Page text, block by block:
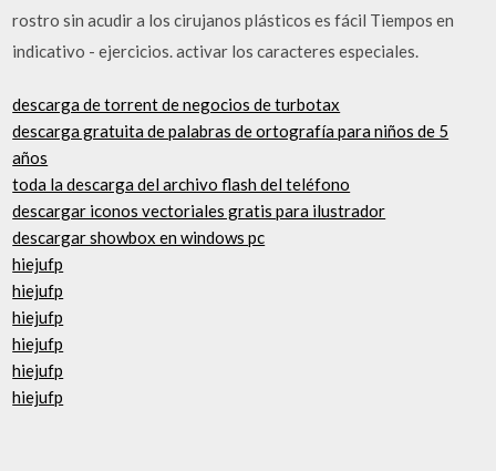
rostro sin acudir a los cirujanos plásticos es fácil Tiempos en
indicativo - ejercicios. activar los caracteres especiales.
descarga de torrent de negocios de turbotax
descarga gratuita de palabras de ortografía para niños de 5
años
toda la descarga del archivo flash del teléfono
descargar iconos vectoriales gratis para ilustrador
descargar showbox en windows pc
hiejufp
hiejufp
hiejufp
hiejufp
hiejufp
hiejufp